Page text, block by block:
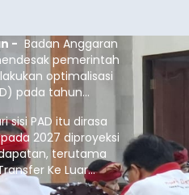
- Badan Anggaran
pemerintah
optimalisasi
pada tahun
sisi PAD itu dirasa
2027 diproyeksi
terutama
Ke Luar
pusat.